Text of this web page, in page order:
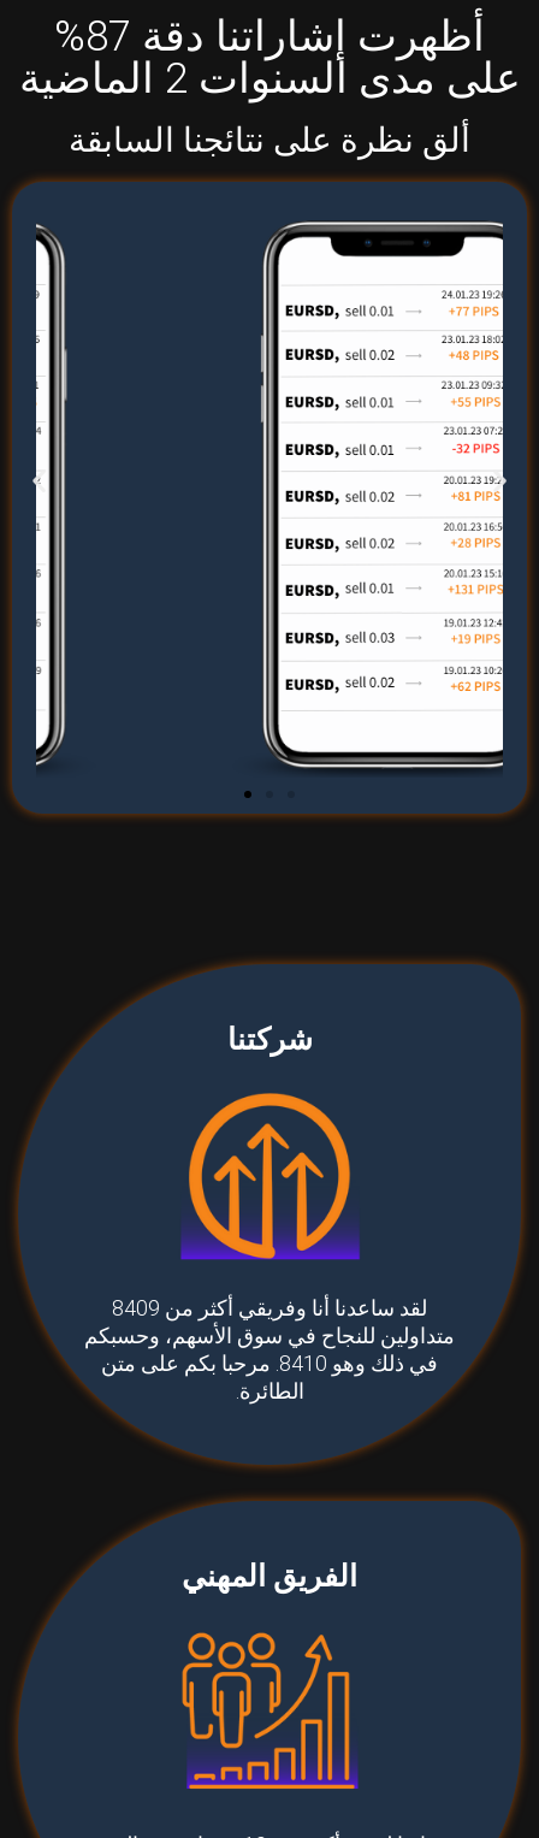
أظهرت إشاراتنا دقة 87%
على مدى السنوات 2 الماضية
ألق نظرة على نتائجنا السابقة
شركتنا
لقد ساعدنا أنا وفريقي أكثر من 8409
متداولين للنجاح في سوق الأسهم، وحسبكم
في ذلك وهو 8410. مرحبا بكم على متن
الطائرة.
الفريق المهني